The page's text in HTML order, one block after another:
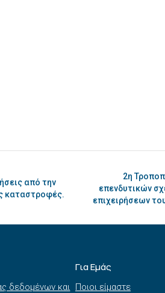
από την
καταστροφές.
2η
επενδυτικών
επιχειρήσεων
δεδομένων και
Για Εμάς
Ποιοι είμαστε